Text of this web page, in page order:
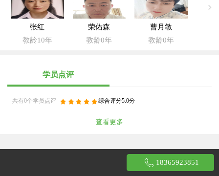
张红
教龄10年
荣佑森
教龄0年
曹月敏
教龄0年
学员点评
共有0个学员点评 综合评分5.0分
查看更多
18365923851